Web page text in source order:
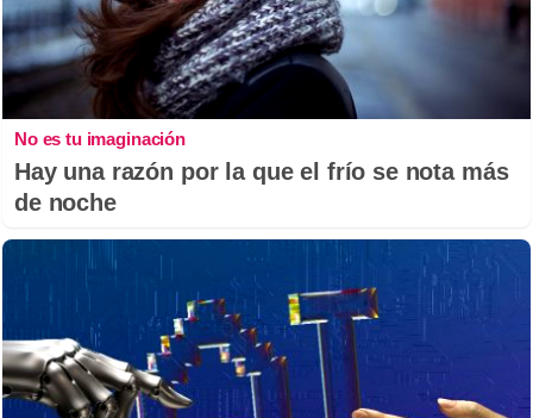
No es tu imaginación
Hay una razón por la que el frío se nota más
de noche